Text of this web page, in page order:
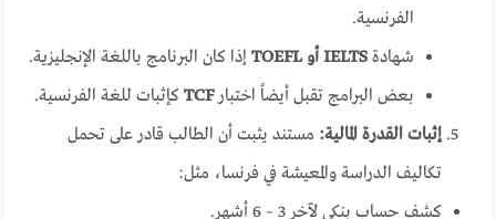
الفرنسية.
شهادةIELTS أو TOEFL
إذا كان البرنامج باللغة الإنجليزية.
بعض البرامج تقبل أيضاً اختبارTCF كإثبات للغة الفرنسية.
إثبات القدرة المالية: مستند يثبت أن الطالب قادر على تحمل
تكاليف الدراسة والمعيشة في فرنسا، مثل:
كشف حساب بنكي لآخر 3 – 6 أشهر.